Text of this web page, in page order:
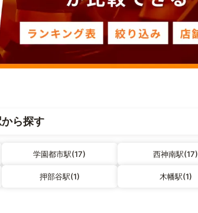
ら探す
学園都市駅(17) 西神南駅(17)
押部谷駅(1) 木幡駅(1)